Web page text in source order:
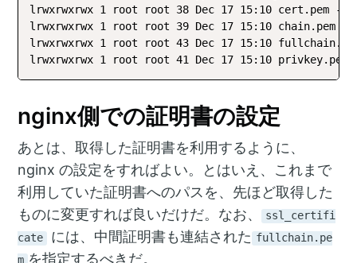
lrwxrwxrwx 1 root root 38 Dec 17 15:10 cert.pem -
lrwxrwxrwx 1 root root 39 Dec 17 15:10 chain.pem -
lrwxrwxrwx 1 root root 43 Dec 17 15:10
lrwxrwxrwx 1 root root 41 Dec 17 15:10 privkey.pem
nginx側での証明書の設定
あとは、取得した証明書を利用するように、
nginx の設定をすればよい。とはいえ、これまで
利用していた証明書へのパスを、先ほど取得した
ものに変更すれば良いだけだ。なお、 ssl_certifi
cate
には、中間証明書も連結された fullchain.pe
m を指定するべきだ。